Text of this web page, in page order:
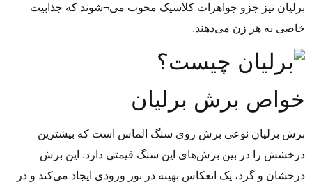
برلیان نیز جزو جواهرات کلاسیک محوب می¬شوند که جذابیت
خاصی به هر زن می‌دهند.
خواص برش برلیان
برش برلیان نوعی برش روی سنگ الماس است که بیشترین
درخشش را در بین برش‌های این سنگ قیمتی دارد. این برش
درخشان و گرد، یک انعکاس بهینه در نور ورودی ایجاد می‌کند و در